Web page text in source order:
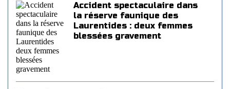
Accident spectaculaire dans
la réserve faunique des
Laurentides : deux femmes
blessées gravement